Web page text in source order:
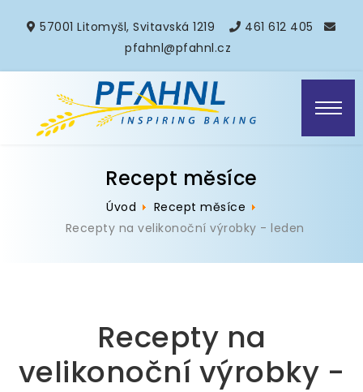
57001 Litomyšl, Svitavská 1219
461 612 405
pfahnl@pfahnl.cz
Recept měsíce
Úvod
Recept měsíce
Recepty na velikonoční výrobky - leden
Recepty na
velikonoční výrobky -